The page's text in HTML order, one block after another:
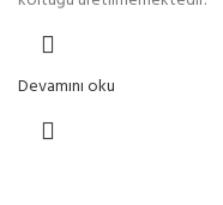
Devamını oku